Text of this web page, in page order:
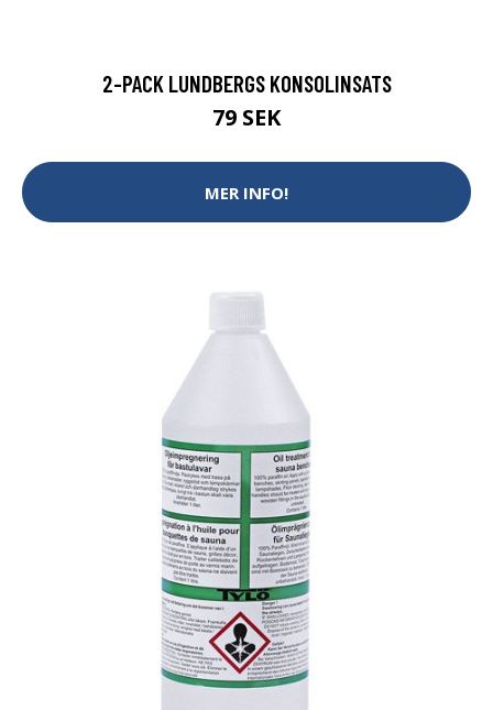
2-PACK LUNDBERGS KONSOLINSATS
79 SEK
MER INFO!